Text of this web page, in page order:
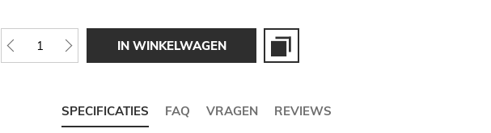
IN WINKELWAGEN
SPECIFICATIES FAQ VRAGEN REVIEWS